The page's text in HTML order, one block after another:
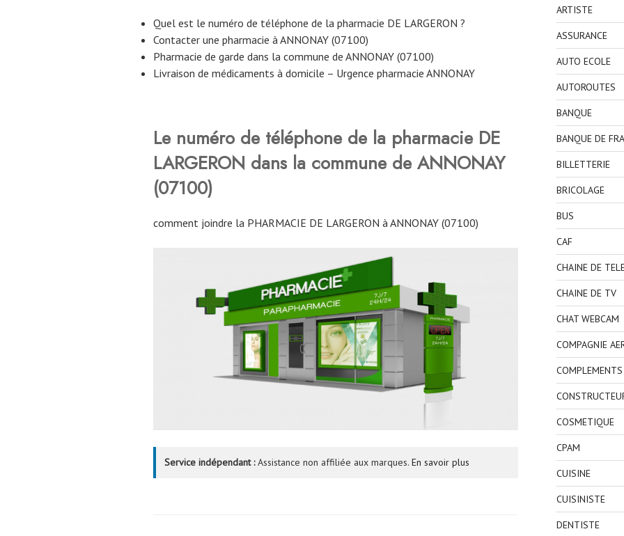
Quel est le numéro de téléphone de la pharmacie DE LARGERON ?
Contacter une pharmacie à ANNONAY (07100)
Pharmacie de garde dans la commune de ANNONAY (07100)
Livraison de médicaments à domicile – Urgence pharmacie ANNONAY
Le numéro de téléphone de la pharmacie DE
LARGERON dans la commune de ANNONAY
(07100)
comment joindre la PHARMACIE DE LARGERON à ANNONAY (07100)
Service indépendant :Assistance non affiliée aux marques. En savoir plus
ARTISTE
ASSURANCE
AUTO ECOLE
AUTOROUTES
BANQUE
BANQUE DE
BILLETTERIE
BRICOLAGE
BUS
CAF
CHAINE DE
CHAINE DE TV
CHAT WEBCAM
COMPAGNIE
COSMETIQUE
CPAM
CUISINE
CUISINISTE
DENTISTE